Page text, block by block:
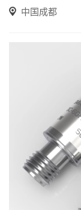
中国成都